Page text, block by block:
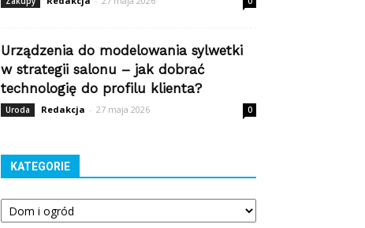
Urządzenia do modelowania sylwetki
w strategii salonu – jak dobrać
technologię do profilu klienta?
Uroda Redakcja - 27 maja 2026 0
KATEGORIE
Kategorie